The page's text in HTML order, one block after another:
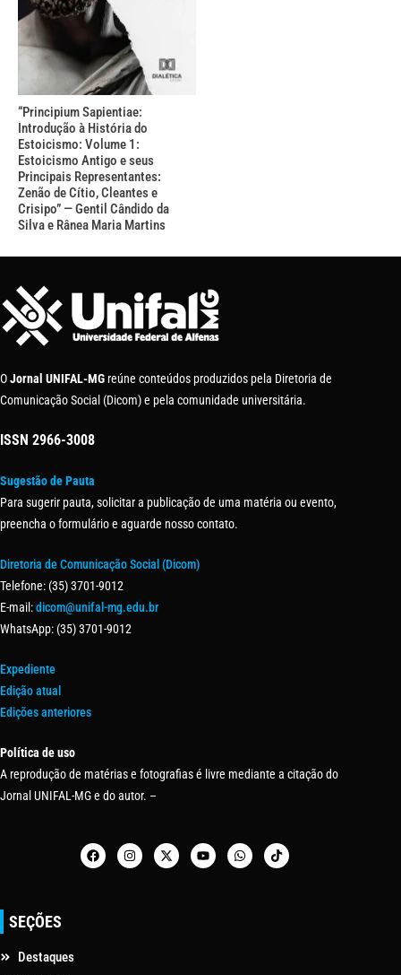
“Principium Sapientiae:
Introdução à História do
Estoicismo: Volume 1:
Estoicismo Antigo e seus
Principais Representantes:
Zenão de Cítio, Cleantes e
Crisipo” — Gentil Cândido da
Silva e Rânea Maria Martins
OJornal UNIFAL-MG reúne conteúdos produzidos pela Diretoria de
Comunicação Social (Dicom) e pela comunidade universitária.
ISSN 2966-3008
Sugestão de Pauta
Para sugerir pauta, solicitar a publicação de uma matéria ou evento,
preencha o formulário e aguarde nosso contato.
Diretoria de Comunicação Social (Dicom)
Telefone: (35) 3701-9012
E-mail:dicom@unifal-mg.edu.br
WhatsApp: (35) 3701-9012
Expediente
Edição atual
Edições anteriores
Política de uso
A reprodução de matérias e fotografias é livre mediante a citação do
Jornal UNIFAL-MG e do autor. –
SEÇÕES
Destaques